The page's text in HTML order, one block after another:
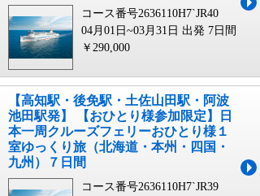
コース番号2636110H7`JR40
04月01日~03月31日 出発 7日間
￥290,000
【高知駅・後免駅・土佐山田駅・阿波
池田駅発】 【おひとり様参加限定】日
本一周クルーズフェリーおひとり様１
室ゆっくり旅（北海道・本州・四国・
九州）７日間
コース番号2636110H7`JR39